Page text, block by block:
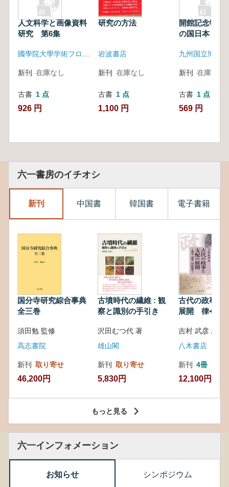
人文科学と画像資料
研究 第6集
新刊 在庫なし
古書 1 点
926 円
研究の方法
岩波書店
新刊 在庫なし
古書 1 点
1,100 円
開館記念特
の国日本
九州国立博物館
新刊 在庫なし
古書 1 点
569 円
六一書房のイチオシ
新刊 中国書 韓国書 電子書籍
国分寺研究綜合事典
全三巻
須田勉 監修
高志書院
新刊 取り寄せ
46,200円
古墳時代の繊維 : 観
察と識別の手引き
沢田むつ代 著
雄山閣
新刊 取り寄せ
5,830円
古代の政事と
展開 律令・
吉村 武彦 編集
八木書店
新刊 4冊
12,100円
もっと見る
六一インフォメーション
お知らせ シンポジウム